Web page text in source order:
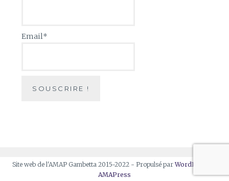
Email*
Site web de l'AMAP Gambetta 2015-2022 - Propulsé parWordPress
AMAPress